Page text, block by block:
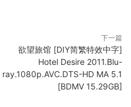
下一篇
欲望旅馆 [DIY简繁特效中字]
Hotel Desire 2011.Blu-
ray.1080p.AVC.DTS-HD MA 5.1
[BDMV 15.29GB]